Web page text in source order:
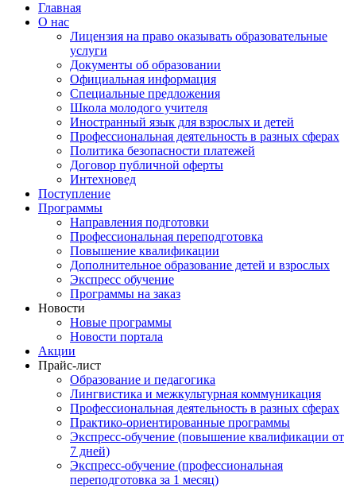
Главная
О нас
Лицензия на право оказывать образовательные
услуги
Документы об образовании
Официальная информация
Специальные предложения
Школа молодого учителя
Иностранный язык для взрослых и детей
Профессиональная деятельность в разных сферах
Политика безопасности платежей
Договор публичной оферты
Интехновед
Поступление
Программы
Направления подготовки
Профессиональная переподготовка
Повышение квалификации
Дополнительное образование детей и взрослых
Экспресс обучение
Программы на заказ
Новости
Новые программы
Новости портала
Акции
Прайс-лист
Образование и педагогика
Лингвистика и межкультурная коммуникация
Профессиональная деятельность в разных сферах
Практико-ориентированные программы
Экспресс-обучение (повышение квалификации от
7 дней)
Экспресс-обучение (профессиональная
переподготовка за 1 месяц)